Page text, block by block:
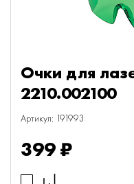
Очки для
2210.002100
Артикул: 191993
399 ₽